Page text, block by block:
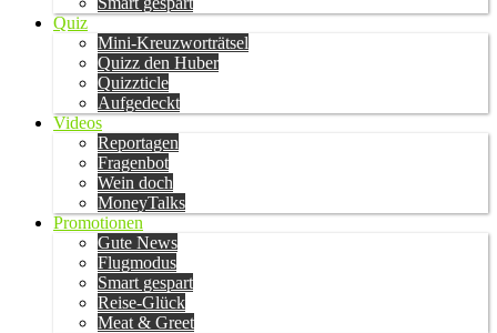
Quiz
Mini-Kreuzworträtsel
Quizz den Huber
Quizzticle
Aufgedeckt
Videos
Reportagen
Fragenbot
Wein doch
MoneyTalks
Promotionen
Gute News
Flugmodus
Smart gespart
Reise-Glück
Meat & Greet